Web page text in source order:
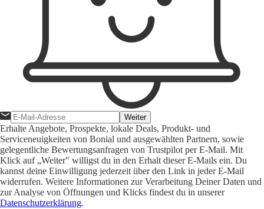
Weiter
Erhalte Angebote, Prospekte, lokale Deals, Produkt- und
Serviceneuigkeiten von Bonial und ausgewählten Partnern, sowie
gelegentliche Bewertungsanfragen von Trustpilot per E-Mail. Mit
Klick auf „Weiter" willigst du in den Erhalt dieser E-Mails ein. Du
kannst deine Einwilligung jederzeit über den Link in jeder E-Mail
widerrufen. Weitere Informationen zur Verarbeitung Deiner Daten und
zur Analyse von Öffnungen und Klicks findest du in unserer
Datenschutzerklärung.